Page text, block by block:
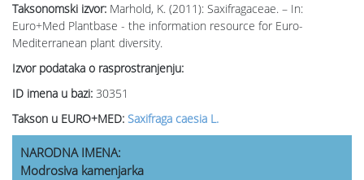
Taksonomski izvor: Marhold, K. (2011): Saxifragaceae. – In:
Euro+Med Plantbase - the information resource for Euro-
Mediterranean plant diversity.
Izvor podataka o rasprostranjenju:
ID imena u bazi: 30351
Takson u EURO+MED: Saxifraga caesia L.
NARODNA IMENA:
Modrosiva kamenjarka